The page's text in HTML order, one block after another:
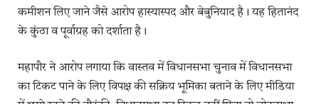
कमीशन लिए जाने जैसे आरोप हास्यास्पद और बेबुनियाद है। यह हितानंद
के कुंठा व पूर्वाग्रह को दर्शाता है।
महापौर ने आरोप लगाया कि वास्तव में विधानसभा चुनाव में विधानसभा
का टिकट पाने के लिए विपक्ष की सक्रिय भूमिका बताने के लिए मीडिया